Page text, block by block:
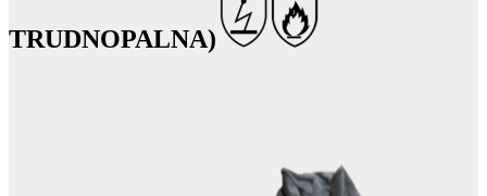
TRUDNOPALNA)